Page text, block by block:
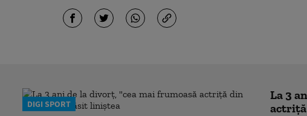
DIGI SPORT
La 3